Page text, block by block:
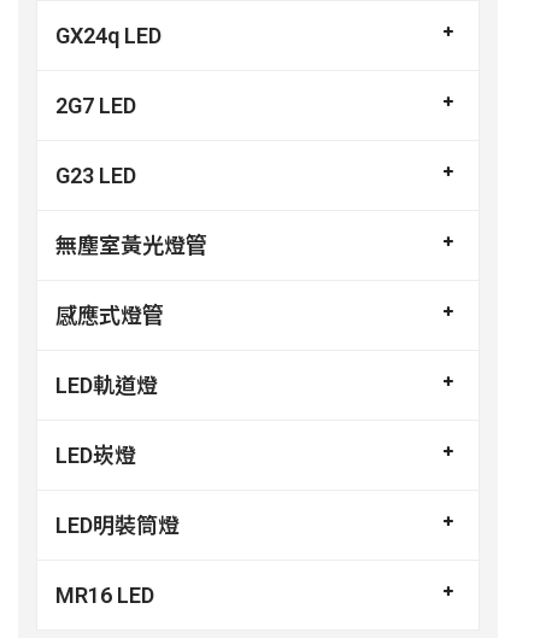
GX24q LED
2G7 LED
G23 LED
無塵室黃光燈管
感應式燈管
LED軌道燈
LED崁燈
LED明裝筒燈
MR16 LED